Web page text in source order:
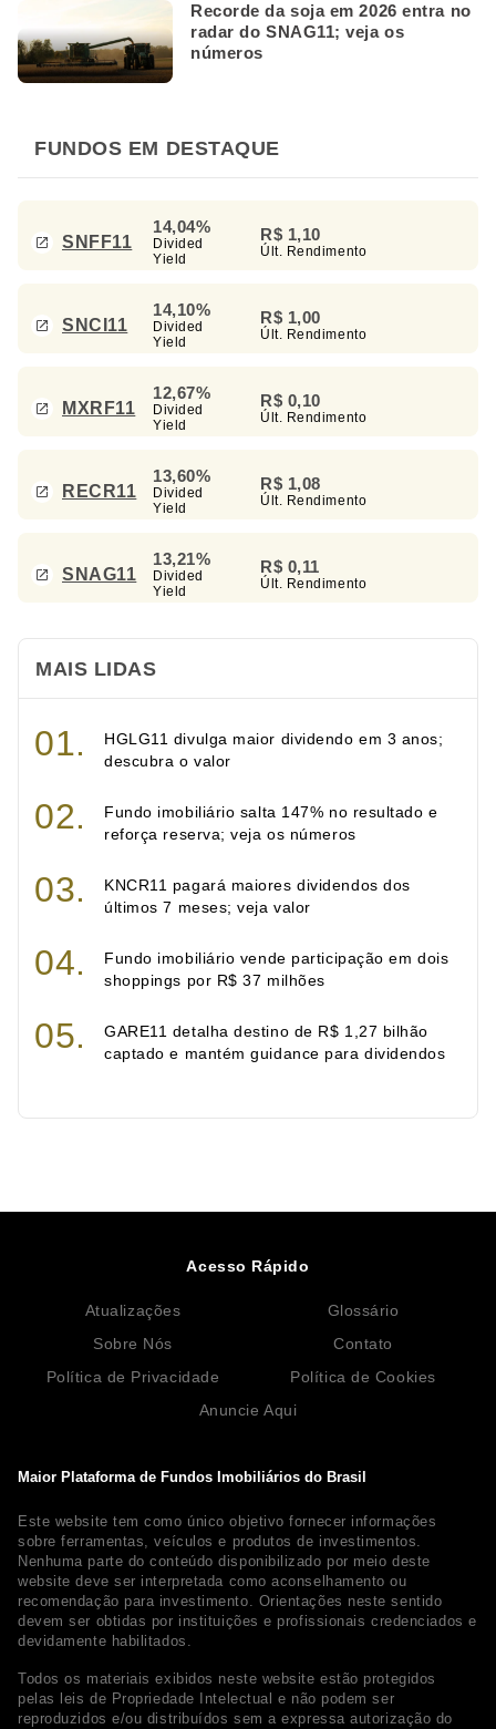
Recorde da soja em 2026 entra no
radar do SNAG11; veja os
números
FUNDOS EM DESTAQUE
SNFF11
14,04%
Divided
Yield
R$ 1,10
Últ. Rendimento
SNCI11
14,10%
Divided
Yield
R$ 1,00
Últ. Rendimento
MXRF11
12,67%
Divided
Yield
R$ 0,10
Últ. Rendimento
RECR11
13,60%
Divided
Yield
R$ 1,08
Últ. Rendimento
SNAG11
13,21%
Divided
Yield
R$ 0,11
Últ. Rendimento
MAIS LIDAS
HGLG11 divulga maior dividendo em 3 anos;
descubra o valor
Fundo imobiliário salta 147% no resultado e
reforça reserva; veja os números
KNCR11 pagará maiores dividendos dos
últimos 7 meses; veja valor
Fundo imobiliário vende participação em dois
shoppings por R$ 37 milhões
GARE11 detalha destino de R$ 1,27 bilhão
captado e mantém guidance para dividendos
Maior Plataforma de Fundos Imobiliários do Brasil
Este website tem como único objetivo fornecer informações
sobre ferramentas, veículos e produtos de investimentos.
Nenhuma parte do conteúdo disponibilizado por meio deste
website deve ser interpretada como aconselhamento ou
recomendação para investimento. Orientações neste sentido
devem ser obtidas por instituições e profissionais credenciados e
devidamente habilitados.
Todos os materiais exibidos neste website estão protegidos
pelas leis de Propriedade Intelectual e não podem ser
reproduzidos e/ou distribuídos sem a expressa autorização do
Acesso Rápido
Atualizações
Glossário
Sobre Nós
Contato
Política de Privacidade
Política de Cookies
Anuncie Aqui